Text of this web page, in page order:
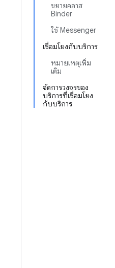
ขยายคลาส
Binder
ใช้ Messenger
เชื่อมโยงกับบริการ
หมายเหตุเพิ่ม
เติม
จัดการวงจรของ
บริการที่เชื่อมโยง
กับบริการ